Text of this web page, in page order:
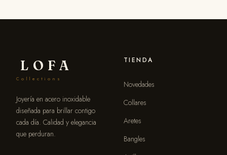
LOFA
Collections
Joyería en acero inoxidable
diseñada para brillar contigo
cada día. Calidad y elegancia
que perduran.
TIENDA
Novedades
Collares
Aretes
Bangles